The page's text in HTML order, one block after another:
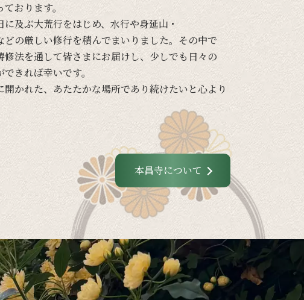
ております。
に及ぶ大荒行をはじめ、 水行や身延山・
どの厳しい修行を積んでまいりました。 その中で
修法を通して皆さまにお届けし、少しでも 日々の
できれば幸いです。
開かれた、 あたたかな場所であり続けたいと心より
本昌寺について